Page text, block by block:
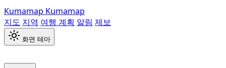
Kumamap Kumamap
지도 지역 여행 계획 알림 제보
화면 테마